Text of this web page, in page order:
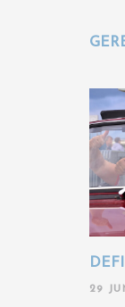
29